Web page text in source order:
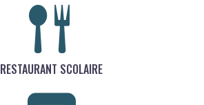
RESTAURANT SCOLAIRE